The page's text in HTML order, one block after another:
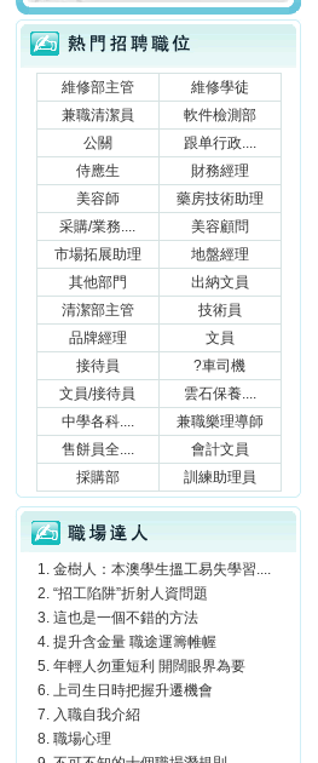
熱門招聘職位
維修部主管
維修學徒
兼職清潔員
軟件檢測部
公關
跟单行政....
侍應生
財務經理
美容師
藥房技術助理
采購/業務....
美容顧問
市場拓展助理
地盤經理
其他部門
出納文員
清潔部主管
技術員
品牌經理
文員
接待員
?車司機
文員/接待員
雲石保養....
中學各科....
兼職樂理導師
售餅員全....
會計文員
採購部
訓練助理員
職場達人
金樹人：本澳學生搵工易失學習....
“招工陷阱”折射人資問題
這也是一個不錯的方法
提升含金量 職途運籌帷幄
年輕人勿重短利 開闊眼界為要
上司生日時把握升遷機會
入職自我介紹
職場心理